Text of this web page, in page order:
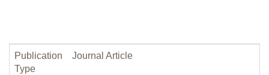
Publication
Type
Journal Article